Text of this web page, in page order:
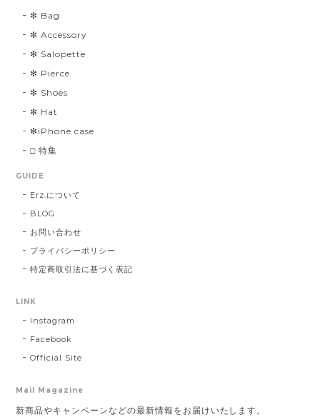
❇︎ Bag
❇︎ Accessory
❇︎ Salopette
❇︎ Pierce
❇︎ Shoes
❇︎ Hat
❇︎iPhone case
□ 特集
GUIDE
Erz.について
BLOG
お問い合わせ
プライバシーポリシー
特定商取引法に基づく表記
LINK
Instagram
Facebook
Official Site
Mail Magazine
新商品やキャンペーンなどの最新情報をお届けいたします。